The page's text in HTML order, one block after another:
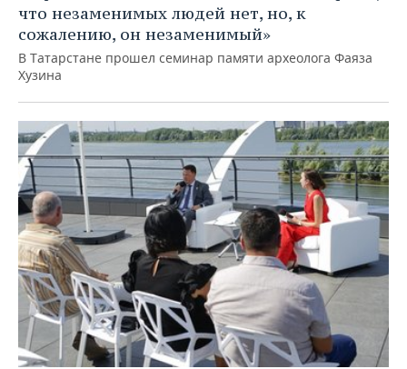
что незаменимых людей нет, но, к
сожалению, он незаменимый»
В Татарстане прошел семинар памяти археолога Фаяза
Хузина